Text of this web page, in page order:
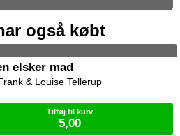
også købt
elsker mad
& Louise Tellerup
Tilføj til kurv
5,00